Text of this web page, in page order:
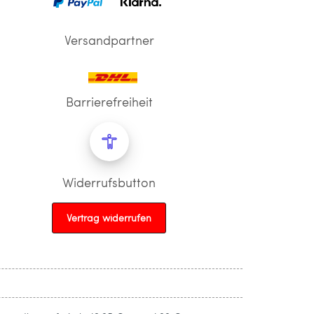
Versandpartner
Barrierefreiheit
Widerrufsbutton
Vertrag widerrufen